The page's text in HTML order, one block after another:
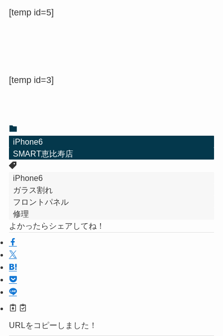
[temp id=5]
[temp id=3]
iPhone6
SMART恵比寿店
iPhone6
ガラス割れ
フロントパネル
修理
よかったらシェアしてね！
URLをコピーしました！